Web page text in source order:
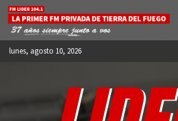
Skip
content
lunes, agosto 10, 2026